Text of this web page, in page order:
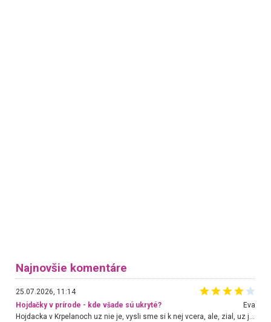
Najnovšie komentáre
25.07.2026, 11:14
Hojdačky v prírode - kde všade sú ukryté?
Eva
Hojdacka v Krpelanoch uz nie je, vysli sme si k nej vcera, ale, zial, uz je znicena. Ak sem planujete cestu len kvoli hojdacke, mozete si ju usetrit. Krasny vyhlad je tu vsak aj bez hojdacky :-)